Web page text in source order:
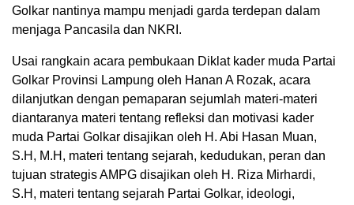
Golkar nantinya mampu menjadi garda terdepan dalam
menjaga Pancasila dan NKRI.
Usai rangkain acara pembukaan Diklat kader muda Partai
Golkar Provinsi Lampung oleh Hanan A Rozak, acara
dilanjutkan dengan pemaparan sejumlah materi-materi
diantaranya materi tentang refleksi dan motivasi kader
muda Partai Golkar disajikan oleh H. Abi Hasan Muan,
S.H, M.H, materi tentang sejarah, kedudukan, peran dan
tujuan strategis AMPG disajikan oleh H. Riza Mirhardi,
S.H, materi tentang sejarah Partai Golkar, ideologi,